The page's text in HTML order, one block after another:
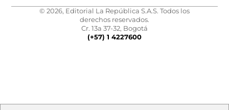
© 2026, Editorial La República S.A.S. Todos los
derechos reservados.
Cr. 13a 37-32, Bogotá
(+57) 1 4227600